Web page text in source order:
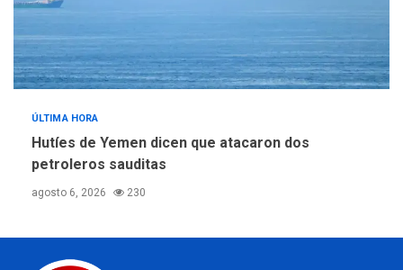
ÚLTIMA HORA
Hutíes de Yemen dicen que atacaron dos
petroleros sauditas
agosto 6, 2026 230